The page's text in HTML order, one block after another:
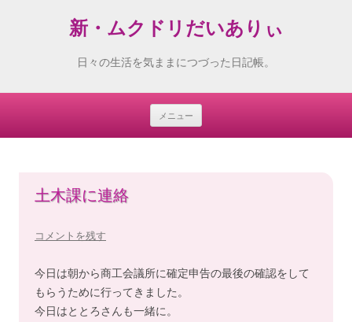
新・ムクドリだいありぃ
日々の生活を気ままにつづった日記帳。
メニュー
Skip
土木課に連絡
コメントを残す
今日は朝から商工会議所に確定申告の最後の確認をして
もらうために行ってきました。
今日はととろさんも一緒に。